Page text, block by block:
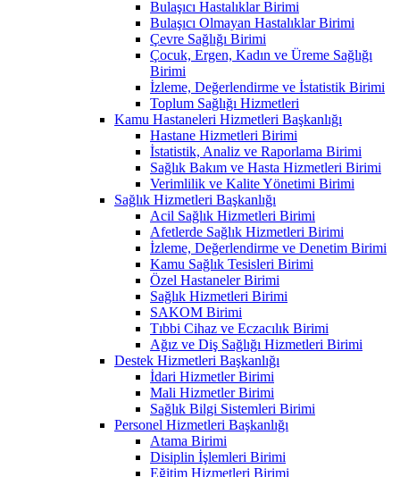
Bulaşıcı Hastalıklar Birimi
Bulaşıcı Olmayan Hastalıklar Birimi
Çevre Sağlığı Birimi
Çocuk, Ergen, Kadın ve Üreme Sağlığı
Birimi
İzleme, Değerlendirme ve İstatistik Birimi
Toplum Sağlığı Hizmetleri
Kamu Hastaneleri Hizmetleri Başkanlığı
Hastane Hizmetleri Birimi
İstatistik, Analiz ve Raporlama Birimi
Sağlık Bakım ve Hasta Hizmetleri Birimi
Verimlilik ve Kalite Yönetimi Birimi
Sağlık Hizmetleri Başkanlığı
Acil Sağlık Hizmetleri Birimi
Afetlerde Sağlık Hizmetleri Birimi
İzleme, Değerlendirme ve Denetim Birimi
Kamu Sağlık Tesisleri Birimi
Özel Hastaneler Birimi
Sağlık Hizmetleri Birimi
SAKOM Birimi
Tıbbi Cihaz ve Eczacılık Birimi
Ağız ve Diş Sağlığı Hizmetleri Birimi
Destek Hizmetleri Başkanlığı
İdari Hizmetler Birimi
Mali Hizmetler Birimi
Sağlık Bilgi Sistemleri Birimi
Personel Hizmetleri Başkanlığı
Atama Birimi
Disiplin İşlemleri Birimi
Eğitim Hizmetleri Birimi